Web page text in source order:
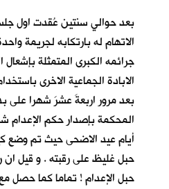
بعد حوالي سنتين عُقدت اول
الاتهام له بارتكابه لجريمة
جرائمه الكبرى المتمثلة بإشعال
الابادة الجماعية الاخرى
بعد مرور اربعةَ عشرَ شهرا على
المحكمة بإصدار حكم الإعدام
أيام عيد الاضحى حيث تم
حبل غليظ على رقبته . و قيل
حبل الإعدام ! تماما كما حصل